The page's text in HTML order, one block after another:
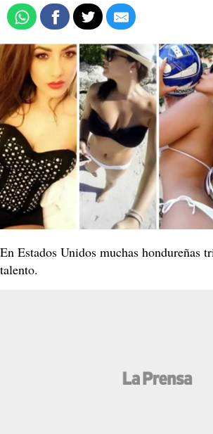
En Estados Unidos muchas hondureñas
talento.